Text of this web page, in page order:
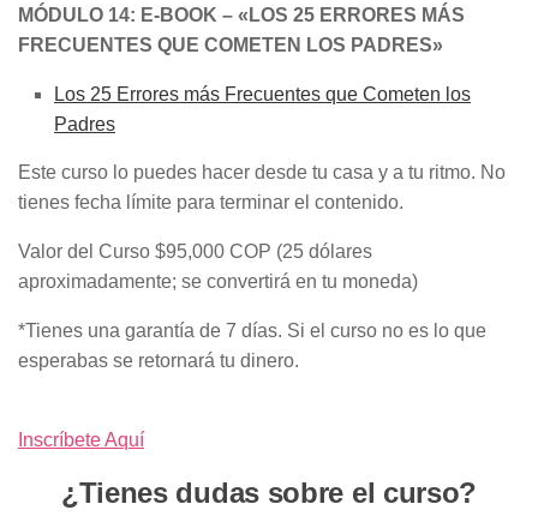
MÓDULO 14: E-BOOK – «LOS 25 ERRORES MÁS
FRECUENTES QUE COMETEN LOS PADRES»
Los 25 Errores más Frecuentes que Cometen los
Padres
Este curso lo puedes hacer desde tu casa y a tu ritmo. No
tienes fecha límite para terminar el contenido.
Valor del Curso $95,000 COP (25 dólares
aproximadamente; se convertirá en tu moneda)
*Tienes una garantía de 7 días. Si el curso no es lo que
esperabas se retornará tu dinero.
Inscríbete Aquí
¿Tienes dudas sobre el curso?